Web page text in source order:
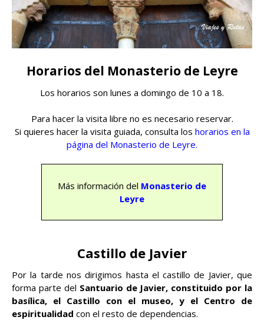
Horarios del Monasterio de Leyre
Los horarios son lunes a domingo de 10 a 18.
Para hacer la visita libre no es necesario reservar.
Si quieres hacer la visita guiada, consulta los horarios en la
página del Monasterio de Leyre.
Más información del Monasterio de
Leyre
Castillo de Javier
Por la tarde nos dirigimos hasta el castillo de Javier, que
forma parte del Santuario de Javier, constituido por la
basílica, el Castillo con el museo, y el Centro de
espiritualidad con el resto de dependencias.